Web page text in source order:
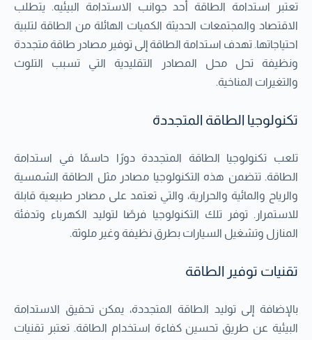
تعتبر استدامة الطاقة أحد جوانب الاستدامة البيئيه. يتطلب
الاقتصاد والمجتمعات الحديثة الكميات الهائلة من الطاقة لتلبية
احتياجاتها. تهدف استدامة الطاقة إلى توفير مصادر طاقة متجددة
ونظيفة تحل محل المصادر التقليدية التي تسبب التلوث
والتغيرات المناخية.
تكنولوجيا الطاقة المتجددة
تلعب تكنولوجيا الطاقة المتجددة دورًا حاسمًا في استدامة
الطاقة. تتضمن هذه التكنولوجيا مصادر مثل الطاقة الشمسية
والرياح والمائية والحرارية، والتي تعتمد على مصادر طبيعية قابلة
للاستمرار. توفر تلك التكنولوجيا فرصًا لتوليد الكهرباء وتدفئة
المنازل وتشغيل السيارات بطرق نظيفة وغير ملوثة.
تقنيات توفير الطاقة
بالإضافة إلى توليد الطاقة المتجددة، يمكن تحقيق الاستدامة
البيئية عن طريق تحسين كفاءة استخدام الطاقة. تعتبر تقنيات